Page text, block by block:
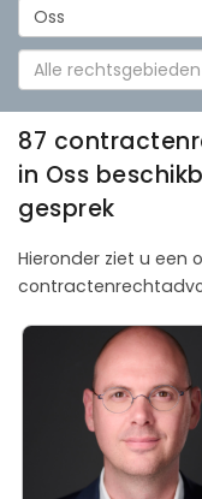
Oss
Alle
87
in Oss
gesprek
Hieronder ziet u een